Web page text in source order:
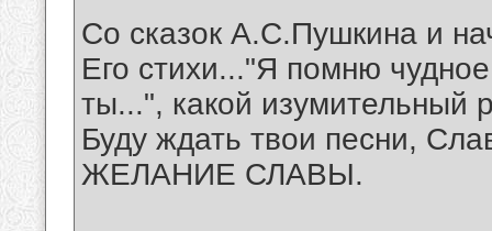
Со сказок А.С.Пушкина и
Его стихи..."Я помню
ты...", какой изумительный
Буду ждать твои песни,
ЖЕЛАНИЕ СЛАВЫ.